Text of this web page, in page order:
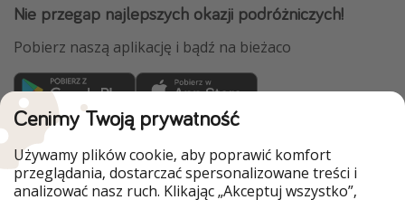
Nie przegap najlepszych okazji podróżniczych!
Pobierz naszą aplikację i bądź na bieżaco
WakacyjniPiraci są częścią Grupy HolidayPirates
Nasze rynki
Cenimy Twoją prywatność
Używamy plików cookie, aby poprawić komfort
przeglądania, dostarczać spersonalizowane treści i
analizować nasz ruch. Klikając „Akceptuj wszystko”,